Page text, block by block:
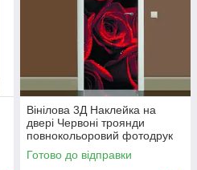
Вінілова 3Д Наклейка на
двері Червоні троянди
повнокольоровий фотодрук
плівка для дверей декор
600х1800 мм
Готово до відправки